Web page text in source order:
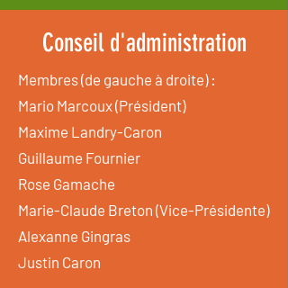
Conseil d'administration
Membres (de gauche à droite) :
Mario Marcoux (Président)
Maxime Landry-Caron
Guillaume Fournier
Rose Gamache
Marie-Claude Breton (Vice-Présidente)
Alexanne Gingras
Justin Caron